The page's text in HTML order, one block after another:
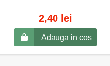
2,40 lei
Adauga in cos